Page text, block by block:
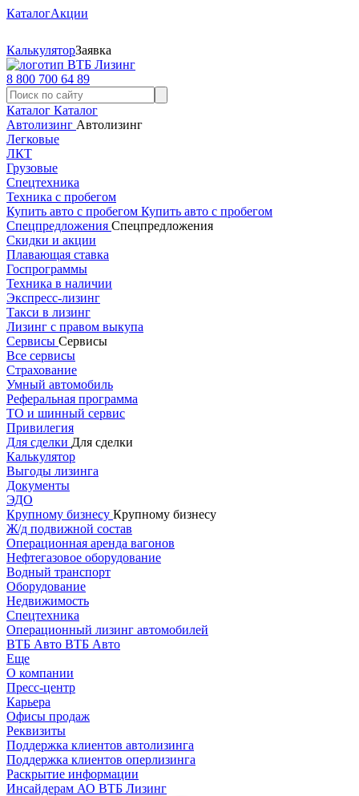
КаталогАкции
КалькуляторЗаявка
8 800 700 64 89
Каталог Каталог
Автолизинг Автолизинг
Легковые
ЛКТ
Грузовые
Спецтехника
Техника с пробегом
Купить авто с пробегом Купить авто с пробегом
Спецпредложения Спецпредложения
Скидки и акции
Плавающая ставка
Госпрограммы
Техника в наличии
Экспресс-лизинг
Такси в лизинг
Лизинг с правом выкупа
Сервисы Сервисы
Все сервисы
Страхование
Умный автомобиль
Реферальная программа
ТО и шинный сервис
Привилегия
Для сделки Для сделки
Калькулятор
Выгоды лизинга
Документы
ЭДО
Крупному бизнесу Крупному бизнесу
Ж/д подвижной состав
Операционная аренда вагонов
Нефтегазовое оборудование
Водный транспорт
Оборудование
Недвижимость
Спецтехника
Операционный лизинг автомобилей
ВТБ Авто ВТБ Авто
Еще
О компании
Пресс-центр
Карьера
Офисы продаж
Реквизиты
Поддержка клиентов автолизинга
Поддержка клиентов оперлизинга
Раскрытие информации
Инсайдерам АО ВТБ Лизинг